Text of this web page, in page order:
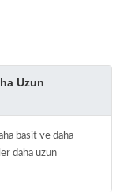
Uzun
basit ve daha
daha uzun